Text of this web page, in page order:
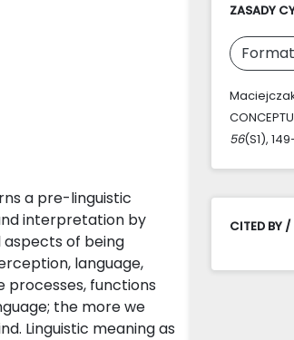
a pre-linguistic
interpretation by
of being
language,
processes, functions
the more we
Linguistic meaning as
ZASADY
56(S1),
CITED BY /